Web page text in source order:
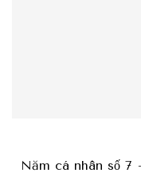
Năm cá nhân số